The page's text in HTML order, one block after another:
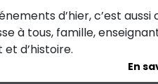
d’hier, c’est
à tous, famille,
d’histoire.
En